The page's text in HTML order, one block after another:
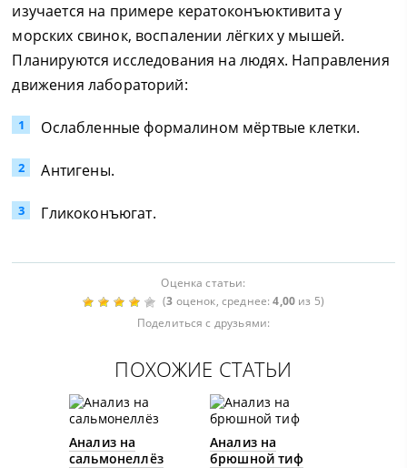
изучается на примере кератоконъюктивита у
морских свинок, воспалении лёгких у мышей.
Планируются исследования на людях. Направления
движения лабораторий:
Ослабленные формалином мёртвые клетки.
Антигены.
Гликоконъюгат.
Оценка статьи:
(3 оценок, среднее:4,00 из 5)
Поделиться с друзьями:
ПОХОЖИЕ СТАТЬИ
Анализ на
сальмонеллёз
Анализ на
брюшной тиф